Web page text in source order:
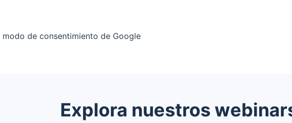
de consentimiento de Google
Explora nuestros